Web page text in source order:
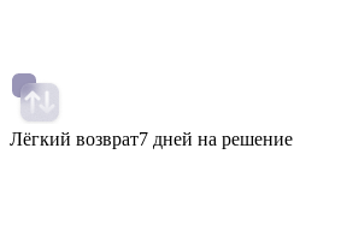
Лёгкий возврат7 дней на решение